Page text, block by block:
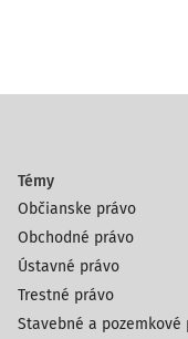
Témy
Občianske právo
Obchodné právo
Ústavné právo
Trestné právo
Stavebné a